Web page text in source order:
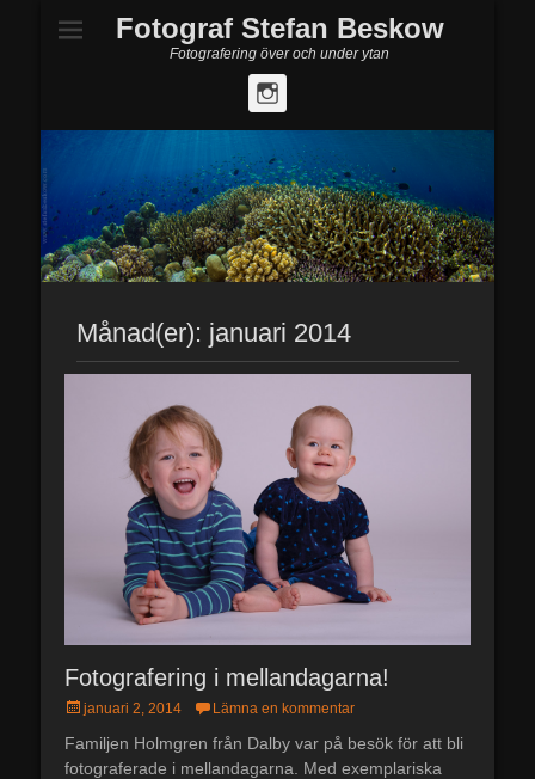
Fotograf Stefan Beskow
Fotografering över och under ytan
Månad(er): januari 2014
Fotografering i mellandagarna!
Postades
januari 2, 2014 Lämna en kommentar
Familjen Holmgren från Dalby var på besök för att bli
fotograferade i mellandagarna. Med exemplariska